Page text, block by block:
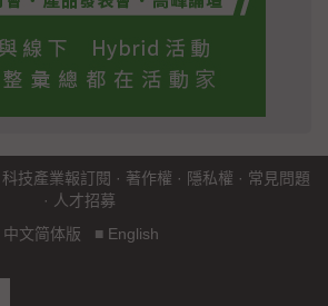
科技產業報訂閱 · 著作權 · 隱私權 · 常見問題
· 人才招募
中文简体版 ■ English